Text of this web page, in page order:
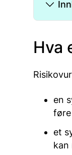
Hva
en
føre
et
kan